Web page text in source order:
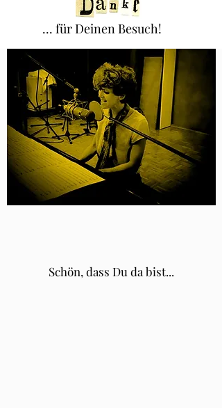
... für Deinen Besuch!
Schön, dass Du da bist...